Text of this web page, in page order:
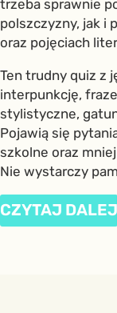
trzeba sprawnie
polszczyzny, jak i
oraz pojęciach
Ten trudny quiz z
interpunkcję,
stylistyczne,
Pojawią się
szkolne oraz
Nie wystarczy
CZYTAJ DALEJ